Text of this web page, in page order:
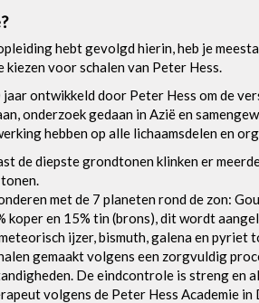
hebt gevolgd hierin, heb je
voor schalen van Peter Hess.
ontwikkeld door Peter Hess om de
onderzoek gedaan in Azië en
hebben op alle lichaamsdelen en
de diepste grondtonen klinken er
met de 7 planeten rond de zon:
en 15% tin (brons), dit wordt
ijzer, bismuth, galena en pyriet
gemaakt volgens een zorgvuldig
De eindcontrole is streng en
volgens de Peter Hess Academie in